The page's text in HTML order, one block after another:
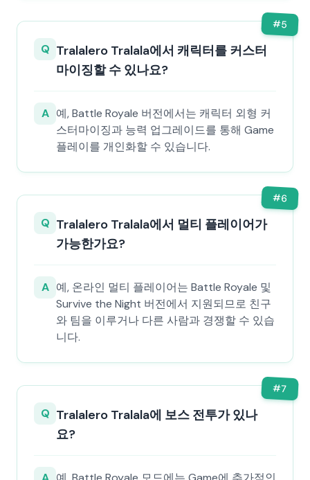
#5
Q Tralalero Tralala에서 캐릭터를 커스터
마이징할 수 있나요?
A 예, Battle Royale 버전에서는 캐릭터 외형 커
스터마이징과 능력 업그레이드를 통해 Game
플레이를 개인화할 수 있습니다.
#6
Q Tralalero Tralala에서 멀티 플레이어가
가능한가요?
A 예, 온라인 멀티 플레이어는 Battle Royale 및
Survive the Night 버전에서 지원되므로 친구
와 팀을 이루거나 다른 사람과 경쟁할 수 있습
니다.
#7
Q Tralalero Tralala에 보스 전투가 있나
요?